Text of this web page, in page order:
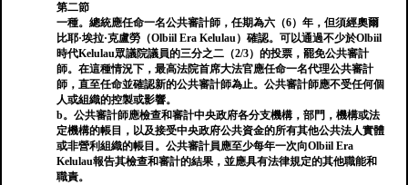
第二節
一種。總統應任命一名公共審計師，任期為六（6）年，但須經奧爾
比耶·埃拉·克盧勞（Olbiil Era Kelulau）確認。可以通過不少於Olbiil
時代Kelulau眾議院議員的三分之二（2/3）的投票，罷免公共審計
師。在這種情況下，最高法院首席大法官應任命一名代理公共審計
師，直至任命並確認新的公共審計師為止。公共審計師應不受任何個
人或組織的控製或影響。
b。公共審計師應檢查和審計中央政府各分支機構，部門，機構或法
定機構的帳目，以及接受中央政府公共資金的所有其他公共法人實體
或非營利組織的帳目。公共審計員應至少每年一次向Olbiil Era
Kelulau報告其檢查和審計的結果，並應具有法律規定的其他職能和
職責。